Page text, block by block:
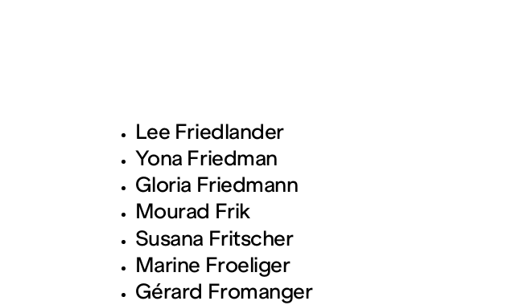
Lee Friedlander
Yona Friedman
Gloria Friedmann
Mourad Frik
Susana Fritscher
Marine Froeliger
Gérard Fromanger